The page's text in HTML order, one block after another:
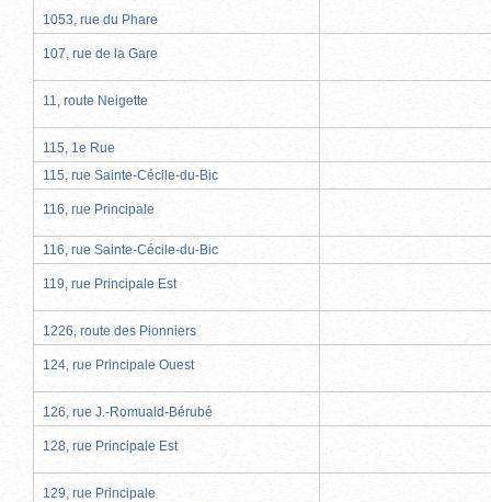
1053, rue du Phare
107, rue de la Gare
11, route Neigette
115, 1e Rue
115, rue Sainte-Cécile-du-Bic
116, rue Principale
116, rue Sainte-Cécile-du-Bic
119, rue Principale Est
1226, route des Pionniers
124, rue Principale Ouest
126, rue J.-Romuald-Bérubé
128, rue Principale Est
129, rue Principale